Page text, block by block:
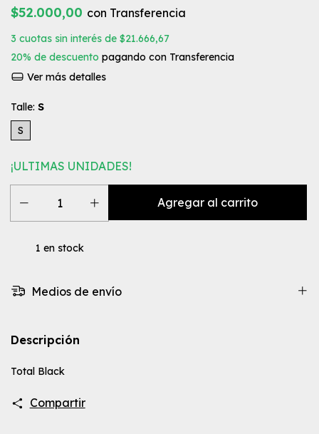
$52.000,00 con Transferencia
3 cuotas sin interés de $21.666,67
20% de descuento pagando con Transferencia
Ver más detalles
Talle: S
S
¡ULTIMAS UNIDADES!
1 en stock
Medios de envío
Descripción
Total Black
Compartir